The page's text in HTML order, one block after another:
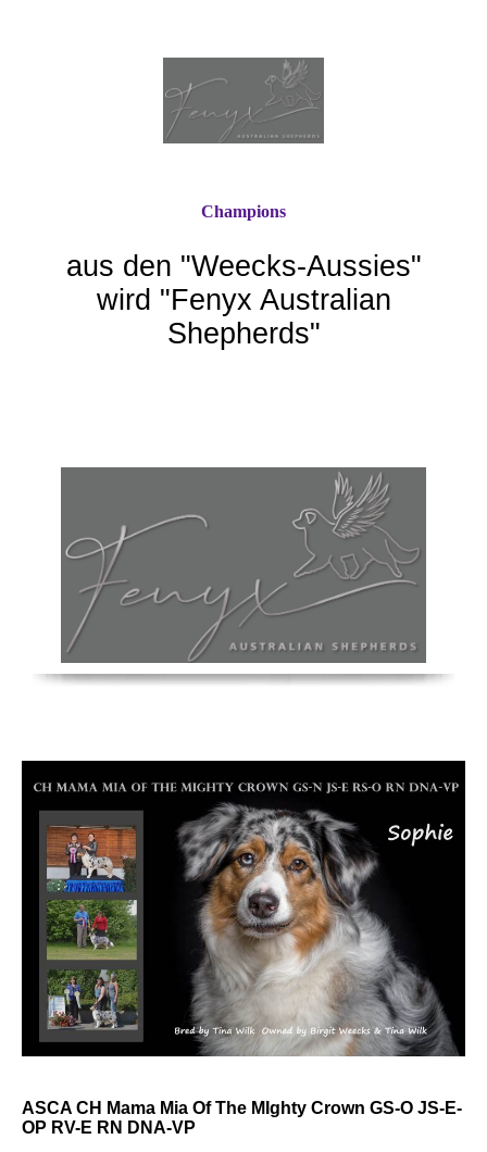
aus den "Weecks-Aussies"
wird "Fenyx Australian
Shepherds"
Champions
ASCA CH Mama Mia Of The MIghty Crown GS-O JS-E-
OP RV-E RN DNA-VP